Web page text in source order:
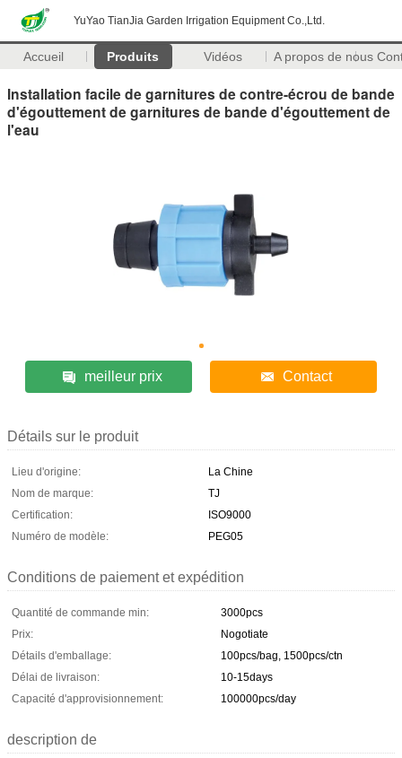
YuYao TianJia Garden Irrigation Equipment Co.,Ltd.
Accueil Produits Vidéos A propos de nous
Installation facile de garnitures de contre-écrou de bande
d'égouttement de garnitures de bande d'égouttement de
l'eau
meilleur prix Contact
Détails sur le produit
Lieu d'origine:
La Chine
Nom de marque:
TJ
Certification:
ISO9000
Numéro de modèle:
PEG05
Conditions de paiement et expédition
Quantité de commande min:
3000pcs
Prix:
Nogotiate
Détails d'emballage:
100pcs/bag, 1500pcs/ctn
Délai de livraison:
10-15days
Capacité d'approvisionnement:
100000pcs/day
description de